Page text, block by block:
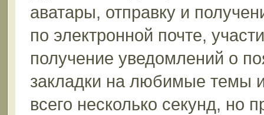
аватары, отправку и
по электронной почте,
получение уведомлений о
закладки на любимые темы
всего несколько секунд, но